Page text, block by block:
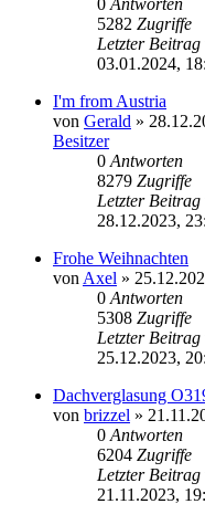
5282 Zugriffe
Letzter Beitrag
03.01.2024,
I'm from Austria
von Gerald »
Besitzer
0 Antworten
8279 Zugriffe
Letzter Beitrag
28.12.2023,
Frohe Weihnachten
von Axel »
0 Antworten
5308 Zugriffe
Letzter Beitrag
25.12.2023,
Dachverglasung
von brizzel »
0 Antworten
6204 Zugriffe
Letzter Beitrag
21.11.2023,